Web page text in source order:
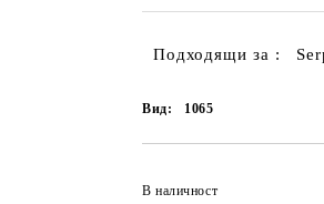
Подходящи за :
Вид: 1065
В наличност